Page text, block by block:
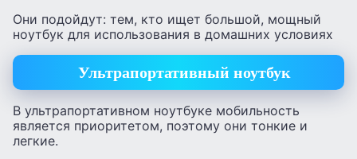
Они подойдут: тем, кто ищет большой, мощный
ноутбук для использования в домашних условиях
Ультрапортативный ноутбук
В ультрапортативном ноутбуке мобильность
является приоритетом, поэтому они тонкие и
легкие.